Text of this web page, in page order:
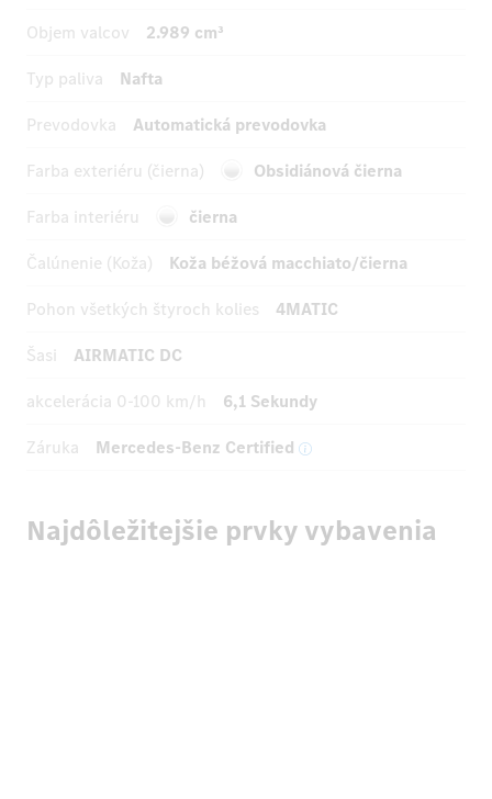
Objem valcov
2.989 cm³
Typ paliva
Nafta
Prevodovka
Automatická prevodovka
Farba exteriéru (čierna)
Obsidiánová čierna
Farba interiéru
čierna
Čalúnenie (Koža)
Koža béžová macchiato/čierna
Pohon všetkých štyroch kolies
4MATIC
Šasi
AIRMATIC DC
akcelerácia 0-100 km/h
6,1 Sekundy
Záruka
Mercedes-Benz Certified
Najdôležitejšie prvky vybavenia